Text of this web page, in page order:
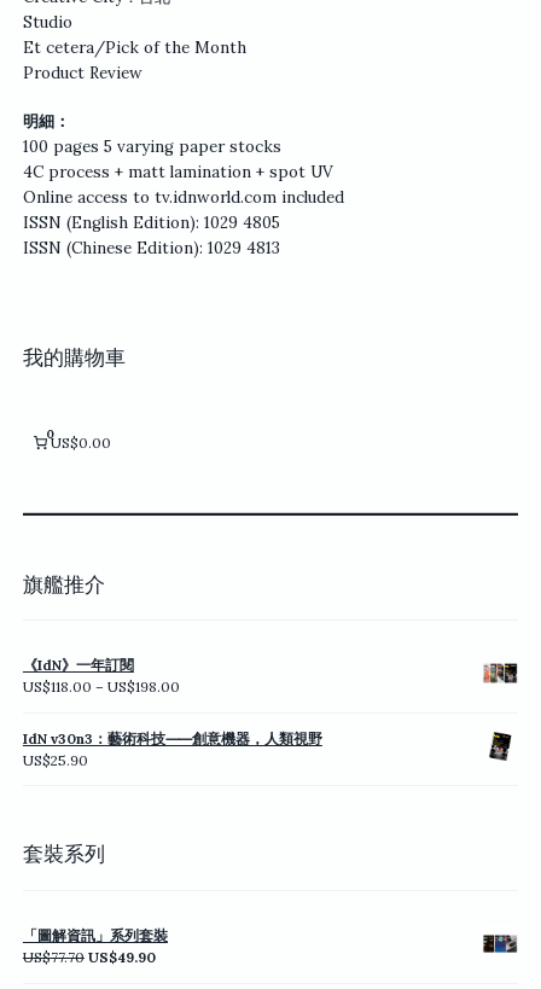
Studio
Et cetera/Pick of the Month
Product Review
明細：
100 pages 5 varying paper stocks
4C process + matt lamination + spot UV
Online access to tv.idnworld.com included
ISSN (English Edition): 1029 4805
ISSN (Chinese Edition): 1029 4813
我的購物車
0
US$0.00
旗艦推介
《IdN》一年訂閱
US$118.00 – US$198.00價
圍：
IdN v30n3：藝術科技⸺創意機器，人類視野
US$25.90
套裝系列
「圖解資訊」系列套裝
US$77.70 原
US$49.90目